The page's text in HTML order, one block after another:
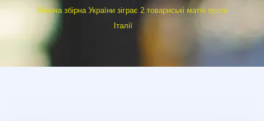
Жіноча збірна України зіграє 2 товариські матчі проти
Італії